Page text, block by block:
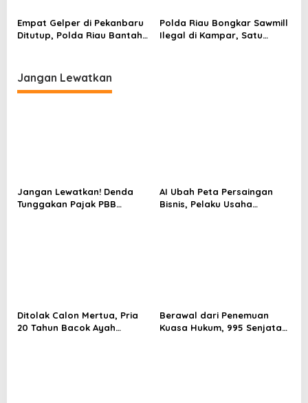
Sebelum Tiba di SPBU
Empat Gelper di Pekanbaru
Ditutup, Polda Riau Bantah
Polda Riau Bongkar Sawmill
Ilegal di Kampar, Satu
Jangan Lewatkan
Jangan Lewatkan! Denda
Tunggakan Pajak PBB
AI Ubah Peta Persaingan
Bisnis, Pelaku Usaha
Ditolak Calon Mertua, Pria
20 Tahun Bacok Ayah
Berawal dari Penemuan
Kuasa Hukum, 995 Senjata